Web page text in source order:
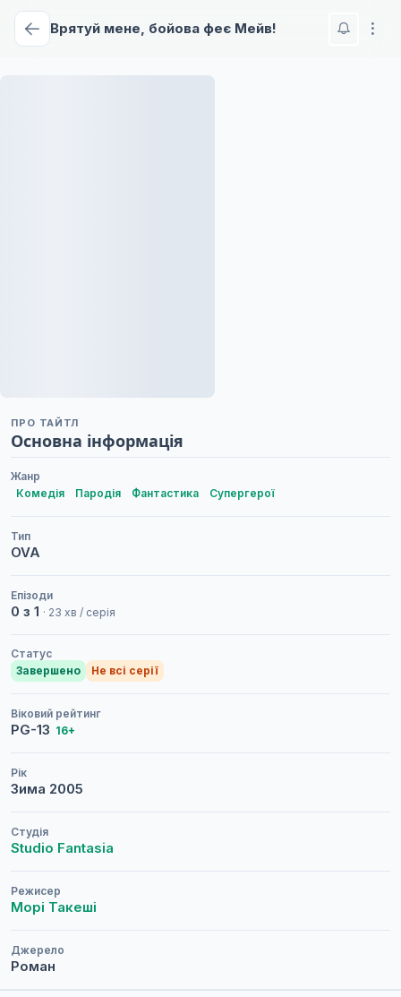
Врятуй мене, бойова феє Мейв!
ПРО ТАЙТЛ
Основна інформація
Жанр
Комедія
Пародія Фантастика Супергерої
Тип
OVA
Епізоди
0 з 1 · 23 хв / серія
Статус
Завершено
Не всі серії
Віковий рейтинг
PG-13 16+
Рік
Зима 2005
Студія
Studio Fantasia
Режисер
Морі Такеші
Джерело
Роман